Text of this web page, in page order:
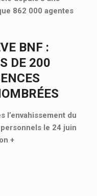
862 000 agentes
BNF :
DE 200
l’envahissement du
le 24 juin
+